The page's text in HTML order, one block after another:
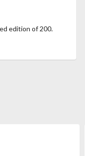
edition of 200.